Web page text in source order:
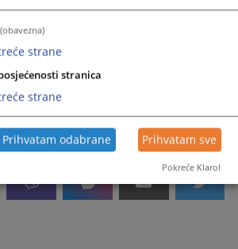
289PREGLEDA
(obavezna)
strane
stranica
strane
Prihvatam odabrane Prihvatam sve
Pokreće Klaro!